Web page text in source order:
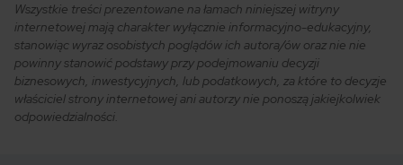
Wszystkie treści prezentowane na łamach niniejszej witryny
internetowej mają charakter wyłącznie informacyjno-edukacyjny,
stanowiąc wyraz osobistych poglądów ich autora/ów oraz nie nie
powinny stanowić podstawy przy podejmowaniu decyzji
biznesowych, inwestycyjnych, lub podatkowych, za które to decyzje
właściciel strony internetowej ani autorzy nie ponoszą jakiejkolwiek
odpowiedzialności.